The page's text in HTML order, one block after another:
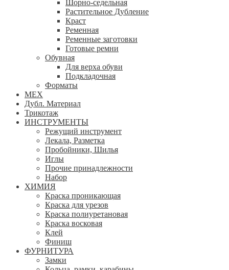
Шорно-седельная
Растительное Дубление
Краст
Ременная
Ременные заготовки
Готовые ремни
Обувная
Для верха обуви
Подкладочная
Форматы
МЕХ
Дубл. Материал
Трикотаж
ИНСТРУМЕНТЫ
Режущий инструмент
Лекала, Разметка
Пробойники, Шилья
Иглы
Прочие принадлежности
Набор
ХИМИЯ
Краска проникающая
Краска для урезов
Краска полиуретановая
Краска восковая
Клей
Финиш
ФУРНИТУРА
Замки